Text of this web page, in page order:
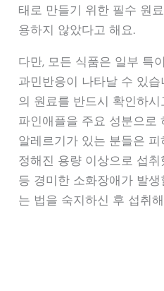
태로 만들기 위한 필수 원
용하지 않았다고 해요.
다만, 모든 식품은 일부 특
과민반응이 나타날 수 있
의 원료를 반드시 확인하
파인애플을 주요 성분으로
알레르기가 있는 분들은
정해진 용량 이상으로 섭
등 경미한 소화장애가 발
는 법을 숙지하신 후 섭취